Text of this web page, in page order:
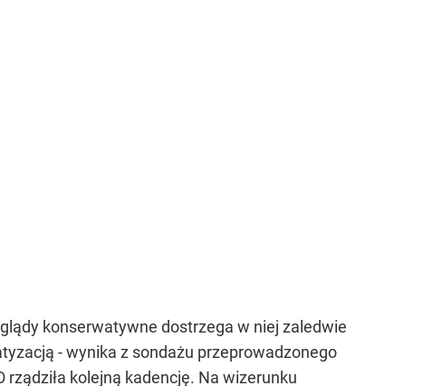
konserwatywne dostrzega w niej zaledwie
- wynika z sondażu przeprowadzonego
kolejną kadencję. Na wizerunku